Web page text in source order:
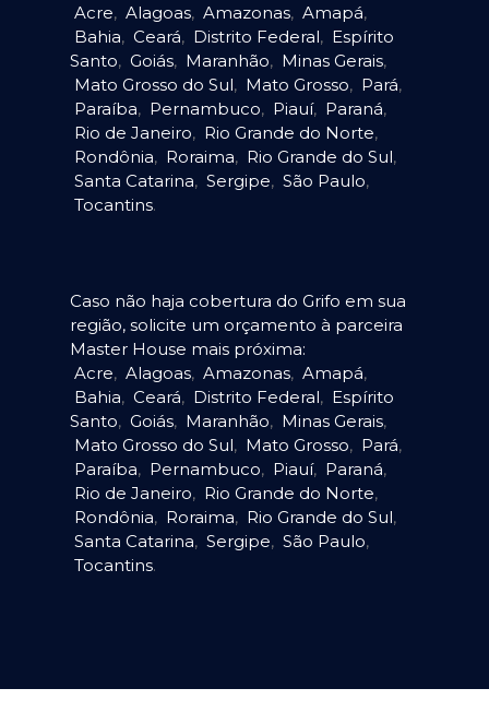
Acre, Alagoas, Amazonas, Amapá,
Bahia, Ceará, Distrito Federal, Espírito
Santo, Goiás, Maranhão, Minas Gerais,
Mato Grosso do Sul, Mato Grosso, Pará,
Paraíba, Pernambuco, Piauí, Paraná,
Rio de Janeiro, Rio Grande do Norte,
Rondônia, Roraima, Rio Grande do Sul,
Santa Catarina, Sergipe, São Paulo,
Tocantins.
Caso não haja cobertura do Grifo em sua
região, solicite um orçamento à parceira
Master House mais próxima:
Acre, Alagoas, Amazonas, Amapá,
Bahia, Ceará, Distrito Federal, Espírito
Santo, Goiás, Maranhão, Minas Gerais,
Mato Grosso do Sul, Mato Grosso, Pará,
Paraíba, Pernambuco, Piauí, Paraná,
Rio de Janeiro, Rio Grande do Norte,
Rondônia, Roraima, Rio Grande do Sul,
Santa Catarina, Sergipe, São Paulo,
Tocantins.